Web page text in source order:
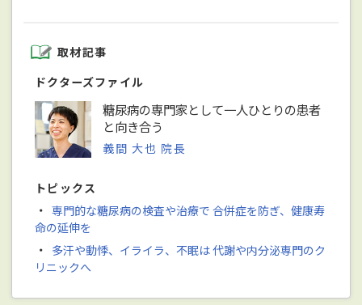
取材記事
ドクターズファイル
糖尿病の専門家として一人ひとりの患者
と向き合う
義間 大也 院長
トピックス
・ 専門的な糖尿病の検査や治療で 合併症を防ぎ、健康寿
命の延伸を
・ 多汗や動悸、イライラ、不眠は 代謝や内分泌専門のク
リニックへ